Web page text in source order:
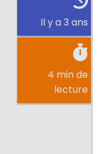
Il y a 3 ans
4 min de
lecture